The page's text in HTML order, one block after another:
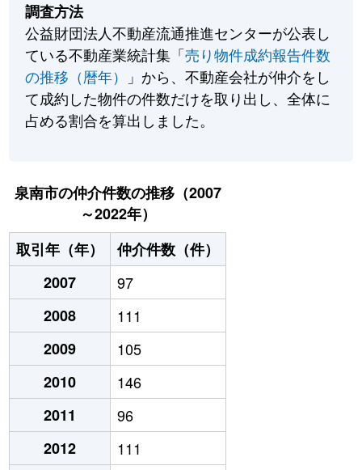
調査方法
公益財団法人不動産流通推進センターが公表し
ている不動産業統計集「売り物件成約報告件数
の推移（暦年）
」から、不動産会社が仲介をし
て成約した物件の件数だけを取り出し、全体に
占める割合を算出しました。
泉南市の仲介件数の推移（2007
～2022年）
取引年（年）
仲介件数（件）
2007
97
2008
111
2009
105
2010
146
2011
96
2012
111